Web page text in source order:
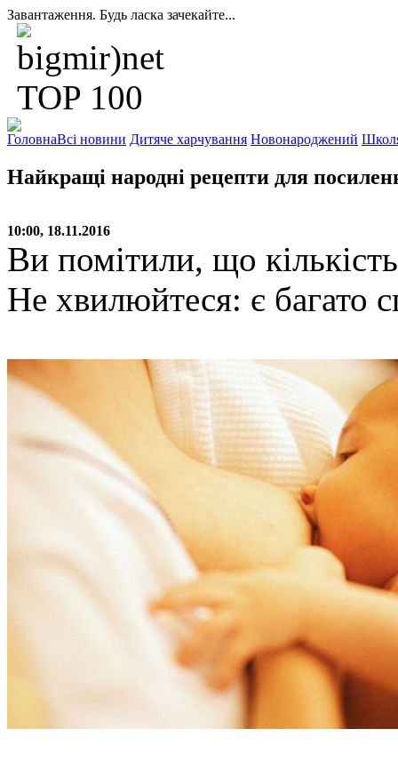
Завантаження. Будь ласка зачекайте...
ГоловнаВсі новини Дитяче харчування Новонароджений
Найкращі народні рецепти для
10:00, 18.11.2016
Ви помітили, що
Не хвилюйтеся: є багато